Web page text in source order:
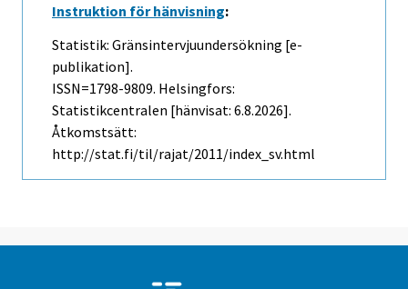
Instruktion för hänvisning:
Statistik: Gränsintervjuundersökning [e-
publikation].
ISSN=1798-9809. Helsingfors:
Statistikcentralen [hänvisat: 6.8.2026].
Åtkomstsätt:
http://stat.fi/til/rajat/2011/index_sv.html